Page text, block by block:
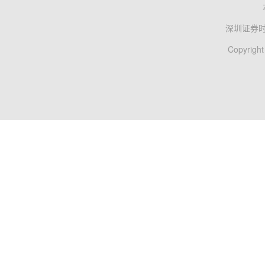
深圳证券